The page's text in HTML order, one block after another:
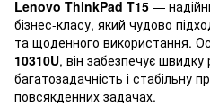
Lenovo ThinkPad T15 —
бізнес-класу, який чудово
та щоденного використання.
10310U, він забезпечує
багатозадачність і стабільну
повсякденних задачах.